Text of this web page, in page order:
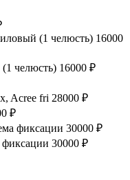
(1 челюсть) 16000
челюсть) 16000 ₽
Acree fri 28000 ₽
₽
фиксации 30000 ₽
фиксации 30000 ₽